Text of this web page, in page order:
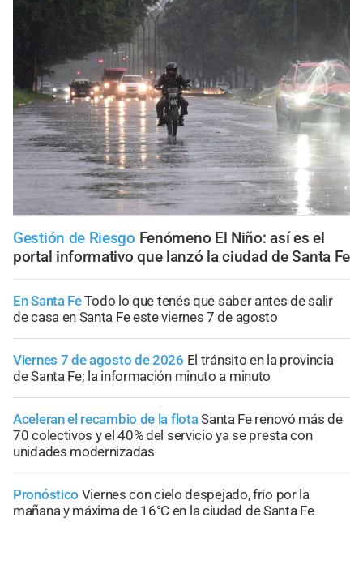
Gestión de Riesgo Fenómeno El Niño: así es el
portal informativo que lanzó la ciudad de Santa Fe
En Santa FeTodo lo que tenés que saber antes de salir
de casa en Santa Fe este viernes 7 de agosto
Viernes 7 de agosto de 2026 El tránsito en la provincia
de Santa Fe; la información minuto a minuto
Aceleran el recambio de la flotaSanta Fe renovó más de
70 colectivos y el 40% del servicio ya se presta con
unidades modernizadas
Pronóstico Viernes con cielo despejado, frío por la
mañana y máxima de 16°C en la ciudad de Santa Fe